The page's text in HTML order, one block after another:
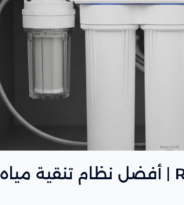
فلتر تحلية مياه منزلي RO | أفضل نظام تنقية مياه